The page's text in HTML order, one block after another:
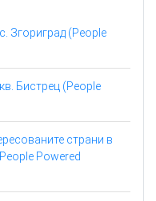
Згориград (People
Бистрец (People
страни в
Powered